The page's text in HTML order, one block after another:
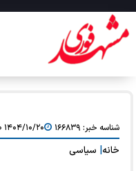
شناسه خبر: ۱۶۶۸۳۹ ۱۴۰۴/۱۰/۲۰ ۱۴:۳۴:۲۰
خانه سیاسی